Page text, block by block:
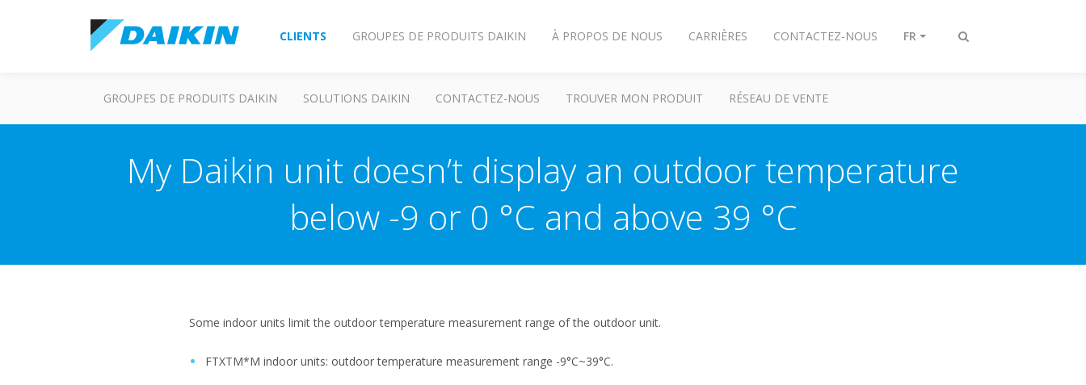
Afficher/masquer
CLIENTS GROUPES DE PRODUITS DAIKIN À PROPOS DE NOUS CARRIÈRES CONTACTEZ-NOUS FR
GROUPES DE PRODUITS DAIKIN SOLUTIONS DAIKIN CONTACTEZ-NOUS TROUVER MON PRODUIT RÉSEAU DE VENTE
My Daikin unit doesn’t display an outdoor temperature
below -9 or 0 °C and above 39 °C
Some indoor units limit the outdoor temperature measurement range of the outdoor unit.
FTXTM*M indoor units: outdoor temperature measurement range -9°C~39°C.